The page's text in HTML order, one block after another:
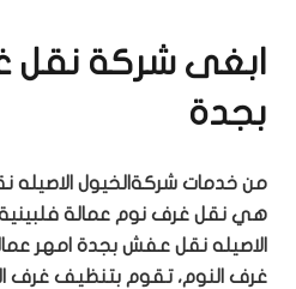
ابغى شركة نقل
بجدة
من خدمات شركةالخيول الاصيله
هي نقل غرف نوم عمالة
الاصيله نقل عفش بجدة امهر
غرف النوم، تقوم بتنظيف غرف